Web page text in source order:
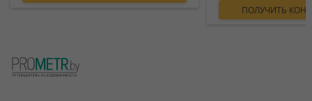
ПОЛУЧИТЬ